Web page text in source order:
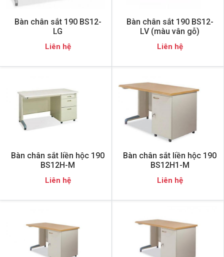
Bàn chân sắt 190 BS12-
LG
Liên hệ
Bàn chân sắt 190 BS12-
LV (màu vân gỗ)
Liên hệ
Bàn chân sắt liền hộc 190
BS12H-M
Liên hệ
Bàn chân sắt liền hộc 190
BS12H1-M
Liên hệ